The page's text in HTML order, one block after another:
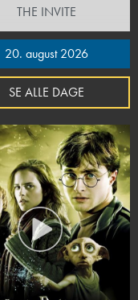
THE INVITE
20. august 2026
SE ALLE DAGE